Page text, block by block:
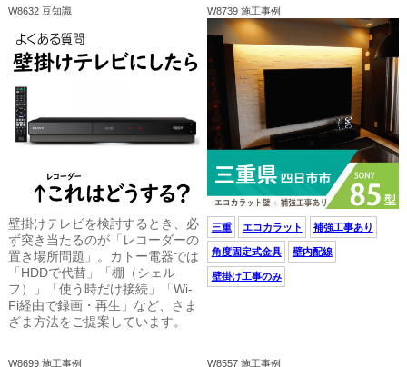
W8632 豆知識
壁掛けテレビを検討するとき、必
ず突き当たるのが「レコーダーの
置き場所問題」。カトー電器では
「HDDで代替」「棚（シェル
フ）」「使う時だけ接続」「Wi-
Fi経由で録画・再生」など、さま
ざま方法をご提案しています。
W8739 施工事例
三重 エコカラット 補強工事あり
角度固定式金具 壁内配線
壁掛け工事のみ
W8699 施工事例 W8557 施工事例